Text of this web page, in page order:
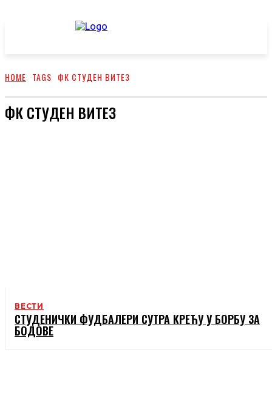
HOME TAGS ФК СТУДЕН ВИТЕЗ
ФК СТУДЕН ВИТЕЗ
ВЕСТИ
СТУДЕНИЧКИ ФУДБАЛЕРИ СУТРА КРЕЋУ У БОРБУ ЗА
БОДОВЕ